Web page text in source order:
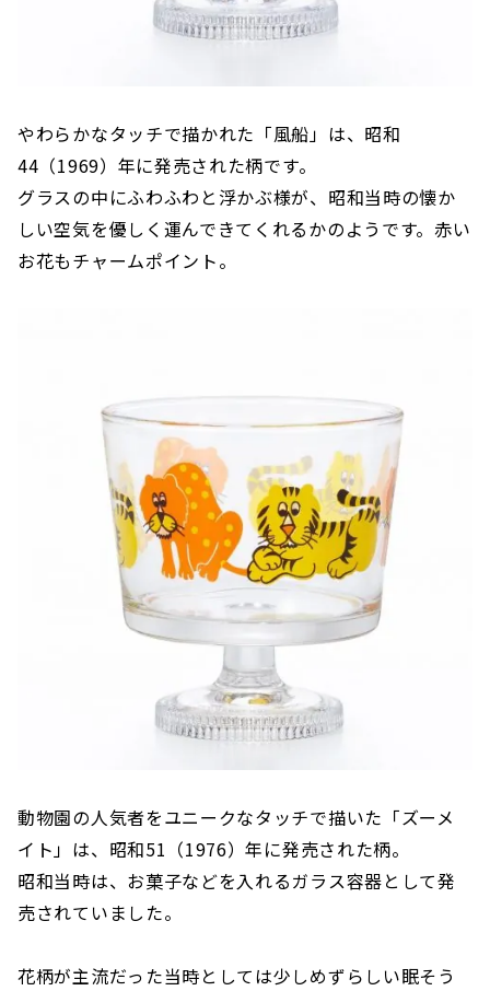
やわらかなタッチで描かれた「風船」は、昭和
44（1969）年に発売された柄です。
グラスの中にふわふわと浮かぶ様が、昭和当時の懐か
しい空気を優しく運んできてくれるかのようです。赤い
お花もチャームポイント。
動物園の人気者をユニークなタッチで描いた「ズーメ
イト」は、昭和51（1976）年に発売された柄。
昭和当時は、お菓子などを入れるガラス容器として発
売されていました。
花柄が主流だった当時としては少しめずらしい眠そう